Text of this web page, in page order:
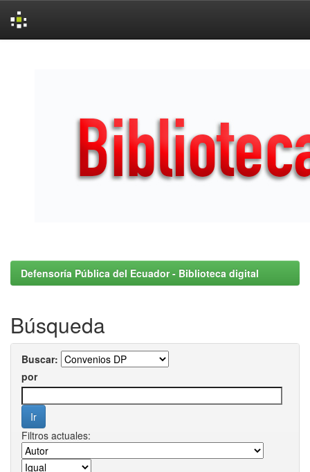
Defensoría Pública del Ecuador - Biblioteca digital
Búsqueda
Buscar:
por
Filtros actuales: